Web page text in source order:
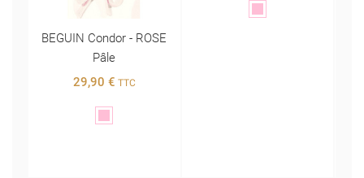
BEGUIN Condor - ROSE
Pâle
29,90 € TTC